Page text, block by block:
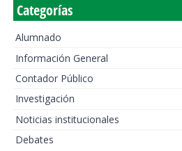
Categorías
Alumnado
Información General
Contador Público
Investigación
Noticias institucionales
Debates